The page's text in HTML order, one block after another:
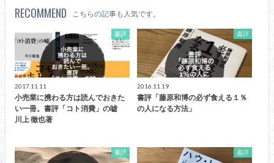
RECOMMEND こちらの記事も人気です。
書評
2017.11.11
小売業に携わる方は読んでおきた
い一冊。書評「コト消費」の嘘
川上 徹也著
書評
2016.11.19
書評「藤原和博の必ず食える１％
の人になる方法」
書評 書評